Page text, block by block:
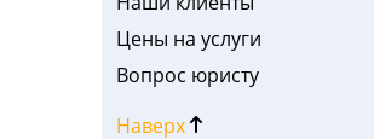
Цены на услуги
Вопрос юристу
Наверх